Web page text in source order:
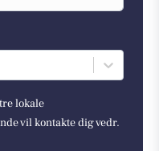
lokale
vil kontakte dig vedr.